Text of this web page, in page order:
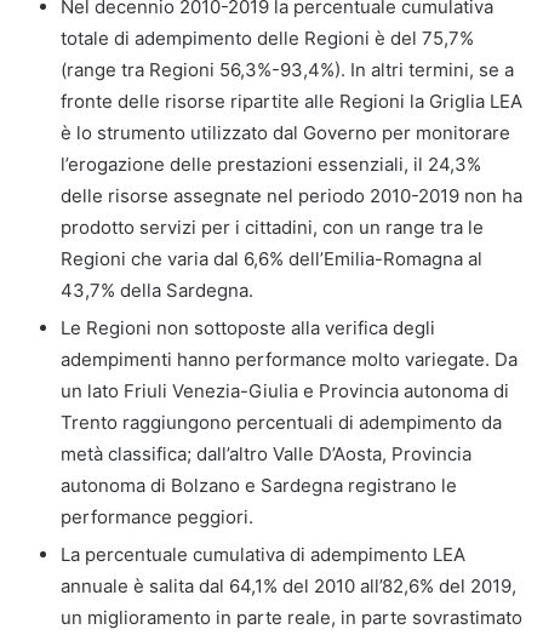
Nel decennio 2010-2019 la percentuale cumulativa
totale di adempimento delle Regioni è del 75,7%
(range tra Regioni 56,3%-93,4%). In altri termini, se a
fronte delle risorse ripartite alle Regioni la Griglia LEA
è lo strumento utilizzato dal Governo per monitorare
l’erogazione delle prestazioni essenziali, il 24,3%
delle risorse assegnate nel periodo 2010-2019 non ha
prodotto servizi per i cittadini, con un range tra le
Regioni che varia dal 6,6% dell’Emilia-Romagna al
43,7% della Sardegna.
Le Regioni non sottoposte alla verifica degli
adempimenti hanno performance molto variegate. Da
un lato Friuli Venezia-Giulia e Provincia autonoma di
Trento raggiungono percentuali di adempimento da
metà classifica; dall’altro Valle D’Aosta, Provincia
autonoma di Bolzano e Sardegna registrano le
performance peggiori.
La percentuale cumulativa di adempimento LEA
annuale è salita dal 64,1% del 2010 all’82,6% del 2019,
un miglioramento in parte reale, in parte sovrastimato